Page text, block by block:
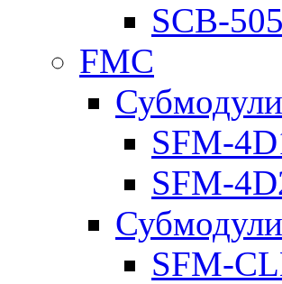
SCB-505
FMC
SFM-
SFM-
SFM-